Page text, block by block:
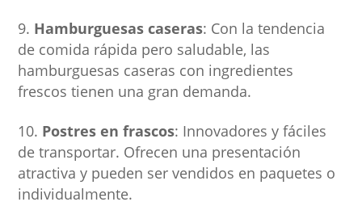
Hamburguesas caseras: Con la tendencia
de comida rápida pero saludable, las
hamburguesas caseras con ingredientes
frescos tienen una gran demanda.
Postres en frascos: Innovadores y fáciles
de transportar. Ofrecen una presentación
atractiva y pueden ser vendidos en paquetes o
individualmente.